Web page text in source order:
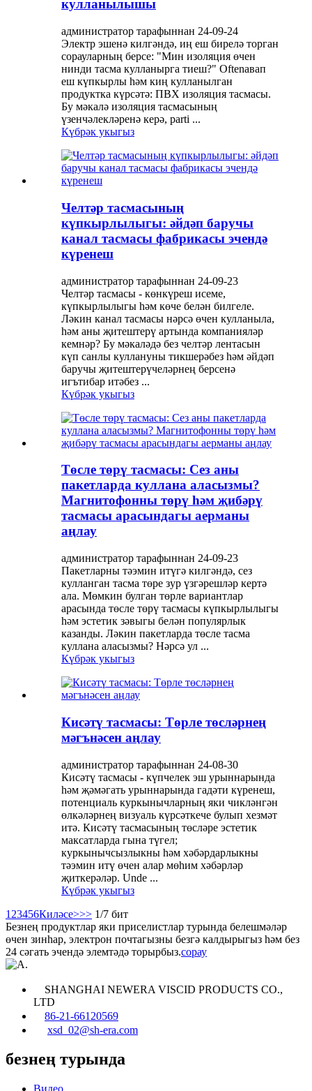
кулланылышы
администратор тарафыннан 24-09-24
Электр эшенә килгәндә, иң еш бирелә торган
сорауларның берсе: "Мин изоляция өчен
нинди тасма кулланырга тиеш?" Oftenавап
еш күпкырлы һәм киң кулланылган
продуктка күрсәтә: ПВХ изоляция тасмасы.
Бу мәкалә изоляция тасмасының
үзенчәлекләренә керә, parti ...
Күбрәк укыгыз
Челтәр тасмасының
күпкырлылыгы: әйдәп баручы
канал тасмасы фабрикасы эчендә
күренеш
администратор тарафыннан 24-09-23
Челтәр тасмасы - көнкүреш исеме,
күпкырлылыгы һәм көче белән билгеле.
Ләкин канал тасмасы нәрсә өчен кулланыла,
һәм аны җитештерү артында компанияләр
кемнәр? Бу мәкаләдә без челтәр лентасын
күп санлы куллануны тикшерәбез һәм әйдәп
баручы җитештерүчеләрнең берсенә
игътибар итәбез ...
Күбрәк укыгыз
Төсле төрү тасмасы: Сез аны
пакетларда куллана аласызмы?
Магнитофонны төрү һәм җибәрү
тасмасы арасындагы аерманы
аңлау
администратор тарафыннан 24-09-23
Пакетларны тәэмин итүгә килгәндә, сез
кулланган тасма төре зур үзгәрешләр кертә
ала. Мөмкин булган төрле вариантлар
арасында төсле төрү тасмасы күпкырлылыгы
һәм эстетик зәвыгы белән популярлык
казанды. Ләкин пакетларда төсле тасма
куллана аласызмы? Нәрсә ул ...
Күбрәк укыгыз
Кисәтү тасмасы: Төрле төсләрнең
мәгънәсен аңлау
администратор тарафыннан 24-08-30
Кисәтү тасмасы - күпчелек эш урыннарында
һәм җәмәгать урыннарында гадәти күренеш,
потенциаль куркынычларның яки ​​чикләнгән
өлкәләрнең визуаль күрсәткече булып хезмәт
итә. Кисәтү тасмасының төсләре эстетик
максатларда гына түгел;
куркынычсызлыкны һәм хәбәрдарлыкны
тәэмин итү өчен алар мөһим хәбәрләр
җиткерәләр. Unde ...
Күбрәк укыгыз
1 23456Киләсе>>> 1/7 бит
Безнең продуктлар яки приселистлар турында белешмәләр
өчен зинһар, электрон почтагызны безгә калдырыгыз һәм без
24 сәгать эчендә элемтәдә торырбыз.сорау
SHANGHAI NEWERA VISCID PRODUCTS CO.,
LTD
86-21-66120569
xsd_02@sh-era.com
безнең турында